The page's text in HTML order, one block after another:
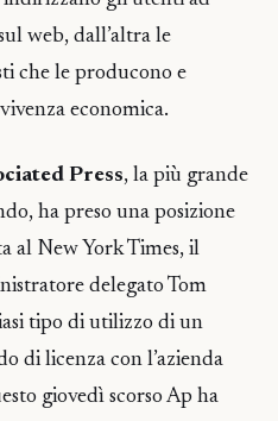
web, dall’altra le
che le producono e
economica.
Press, la più grande
ha preso una posizione
al New York Times, il
delegato Tom
tipo di utilizzo di un
di licenza con l’azienda
giovedì scorso Ap ha